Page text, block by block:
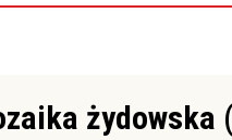
żydowska